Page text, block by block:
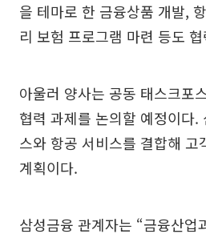
을 테마로 한 금융상품 개발,
리 보험 프로그램 마련 등도
아울러 양사는 공동 태스크포
협력 과제를 논의할 예정이다.
스와 항공 서비스를 결합해 고
계획이다.
삼성금융 관계자는 “금융산업